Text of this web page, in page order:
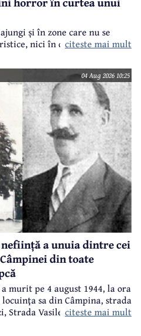
și în zone care nu se
nici în cele.. electorale.
citeste mai mult
04 Aug 2026 10:25
a unuia dintre cei
din toate
murit pe 4 august 1944, la ora
sa din Câmpina, strada
Strada Vasile Alecsandri).
citeste mai mult